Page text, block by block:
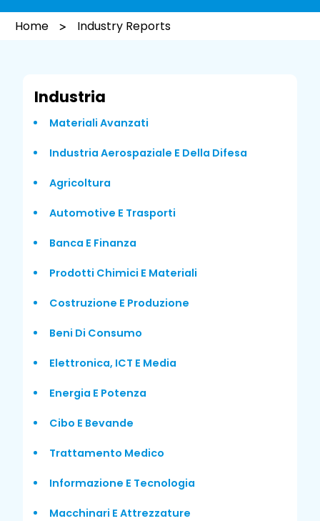
Home Industry Reports
Industria
Materiali Avanzati
Industria Aerospaziale E Della Difesa
Agricoltura
Automotive E Trasporti
Banca E Finanza
Prodotti Chimici E Materiali
Costruzione E Produzione
Beni Di Consumo
Elettronica, ICT E Media
Energia E Potenza
Cibo E Bevande
Trattamento Medico
Informazione E Tecnologia
Macchinari E Attrezzature